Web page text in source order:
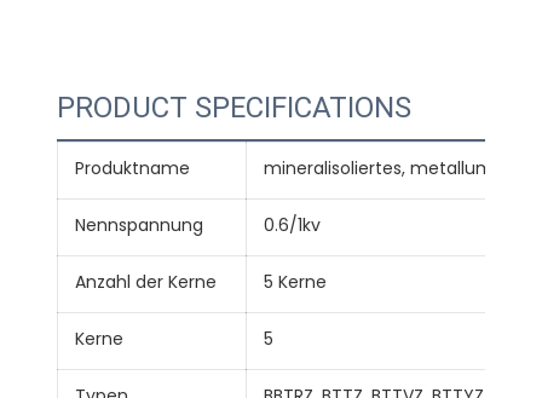
PRODUCT SPECIFICATIONS
Produktname mineralisoliertes,
Nennspannung 0.6/1kv
Anzahl der Kerne 5 Kerne
Kerne 5